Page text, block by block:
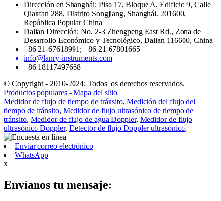
Dirección en Shanghái: Piso 17, Bloque A, Edificio 9, Calle
Qianfan 288, Distrito Songjiang, Shanghái. 201600,
República Popular China
Dalian Dirección: No. 2-3 Zhengpeng East Rd., Zona de
Desarrollo Económico y Tecnológico, Dalian 116600, China
+86 21-67618991; +86 21-67801665
info@lanry-instruments.com
+86 18117497668
© Copyright - 2010-2024: Todos los derechos reservados.
Productos populares - Mapa del sitio
Medidor de flujo de tiempo de tránsito, Medición del flujo del
tiempo de tránsito, Medidor de flujo ultrasónico de tiempo de
tránsito, Medidor de flujo de agua Doppler, Medidor de flujo
ultrasónico Doppler, Detector de flujo Doppler ultrasónico,
Enviar correo electrónico
WhatsApp
x
Envíanos tu mensaje: